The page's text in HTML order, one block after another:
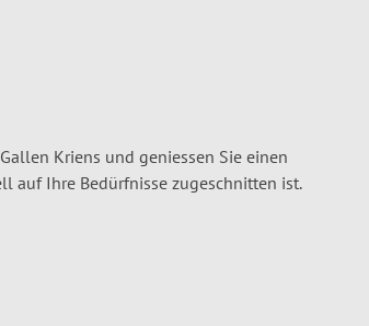
Kriens und geniessen Sie einen
auf Ihre Bedürfnisse zugeschnitten ist.